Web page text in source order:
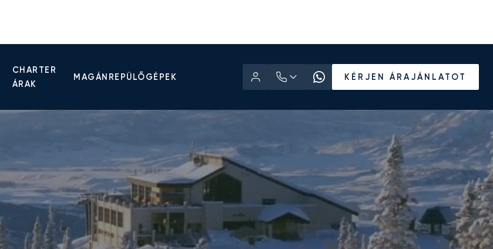
CHARTER
ÁRAK
MAGÁNREPÜLŐGÉPEK KÉRJEN ÁRAJÁNLATOT